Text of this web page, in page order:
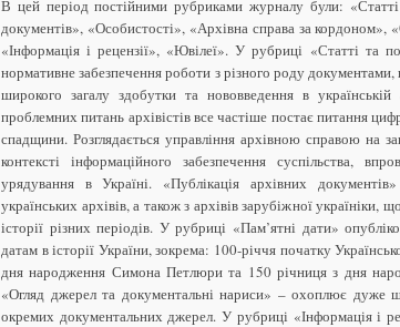
В цей період постійними рубриками журналу були: «Статті
документів», «Особистості», «Архівна справа за кордоном»,
«Інформація і рецензії», «Ювілеї». У рубриці «Статті та
нормативне забезпечення роботи з різного роду документами,
широкого загалу здобутки та нововведення в українській
проблемних питань архівістів все частіше постає питання
спадщини. Розглядається управління архівною справою на
контексті інформаційного забезпечення суспільства,
урядування в Україні. «Публікація архівних
українських архівів, а також з архівів зарубіжної
історії різних періодів. У рубриці «Пам’ятні дати»
датам в історії України, зокрема: 100-річчя початку
дня народження Симона Петлюри та 150 річниця з дня
«Огляд джерел та документальні нариси» – охоплює дуже
окремих документальних джерел. У рубриці «Інформація і